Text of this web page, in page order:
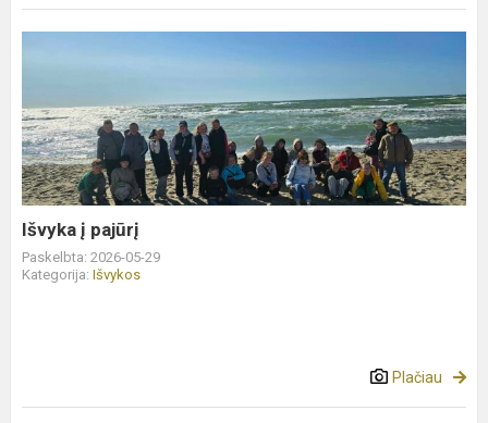
Išvyka į pajūrį
Paskelbta: 2026-05-29
Kategorija: Išvykos
Plačiau